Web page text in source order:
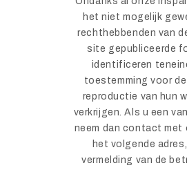
het niet mogelijk
rechthebbenden van
site gepubliceerde
identificeren
toestemming voor
reproductie van hun
verkrijgen. Als u een
neem dan contact met
het volgende
vermelding van de